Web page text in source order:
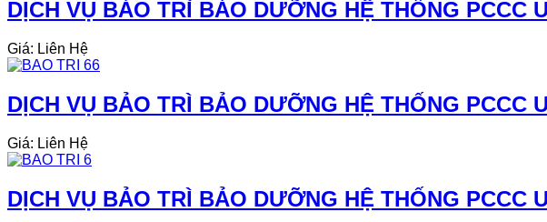
DỊCH VỤ BẢO TRÌ BẢO DƯỠNG HỆ THỐNG PCCC
Giá: Liên Hệ
DỊCH VỤ BẢO TRÌ BẢO DƯỠNG HỆ THỐNG PCCC
Giá: Liên Hệ
DỊCH VỤ BẢO TRÌ BẢO DƯỠNG HỆ THỐNG PCCC